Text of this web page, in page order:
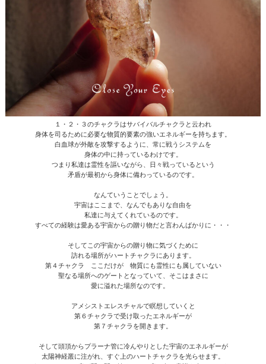
１・２・３のチャクラはサバイバルチャクラと云われ
身体を司るために必要な物質的要素の強いエネルギーを持ちます。
白血球が外敵を攻撃するように、常に戦うシステムを
身体の中に持っているわけです。
つまり私達は霊性を謳いながら、日々戦っているという
矛盾が最初から身体に備わっているのです。
なんていうことでしょう。
宇宙はここまで、なんでもありな自由を
私達に与えてくれているのです。
すべての経験は愛ある宇宙からの贈り物だと言わんばかりに・・・
そしてこの宇宙からの贈り物に気づくために
訪れる場所がハートチャクラにあります。
第４チャクラ ここだけが 物質にも霊性にも属していない
聖なる場所へのゲートとなっていて、そこはまさに
愛に溢れた場所なのです。
アメシストエレスチャルで瞑想していくと
第６チャクラで受け取ったエネルギーが
第７チャクラを開きます。
そして頭頂からプラーナ管に冷んやりとした宇宙のエネルギーが
太陽神経叢に注がれ、すぐ上のハートチャクラを光らせます。